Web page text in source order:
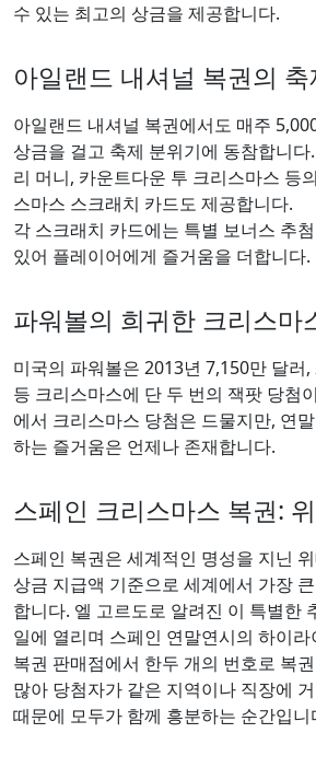
수 있는 최고의 상금을 제공합니다.
아일랜드 내셔널 복권의
아일랜드 내셔널 복권에서도 매주
상금을 걸고 축제 분위기에 동참합니
리 머니, 카운트다운 투 크리스마스 등
스마스 스크래치 카드도 제공합니다.
각 스크래치 카드에는 특별 보너스 추
있어 플레이어에게 즐거움을 더합니다.
파워볼의 희귀한 크리스마
미국의 파워볼은 2013년 7,150만 달러
등 크리스마스에 단 두 번의 잭팟 당첨
에서 크리스마스 당첨은 드물지만, 연
하는 즐거움은 언제나 존재합니다.
스페인 크리스마스 복권:
스페인 복권은 세계적인 명성을 지닌
상금 지급액 기준으로 세계에서 가장
합니다. 엘 고르도로 알려진 이 특별한
일에 열리며 스페인 연말연시의 하이
복권 판매점에서 한두 개의 번호로 복
많아 당첨자가 같은 지역이나 직장에
때문에 모두가 함께 흥분하는 순간입니